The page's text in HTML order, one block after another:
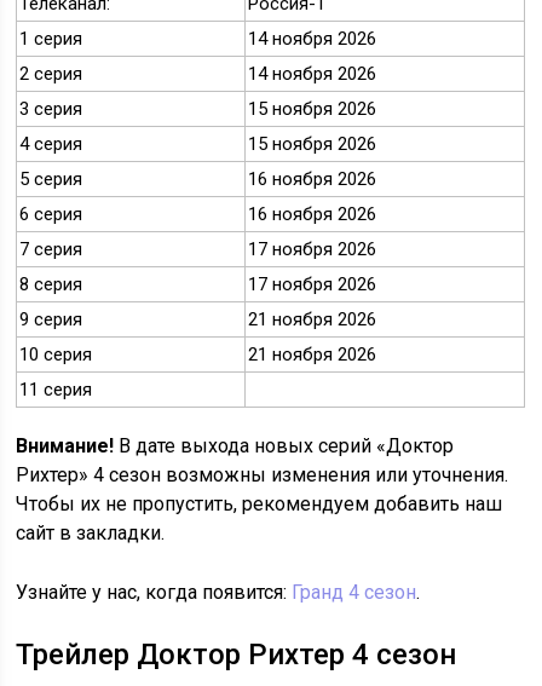
1 серия
14 ноября 2026
2 серия
14 ноября 2026
3 серия
15 ноября 2026
4 серия
15 ноября 2026
5 серия
16 ноября 2026
6 серия
16 ноября 2026
7 серия
17 ноября 2026
8 серия
17 ноября 2026
9 серия
21 ноября 2026
10 серия
21 ноября 2026
11 серия
Внимание! В дате выхода новых серий «Доктор
Рихтер» 4 сезон возможны изменения или уточнения.
Чтобы их не пропустить, рекомендуем добавить наш
сайт в закладки.
Узнайте у нас, когда появится: Гранд 4 сезон.
Трейлер Доктор Рихтер 4 сезон